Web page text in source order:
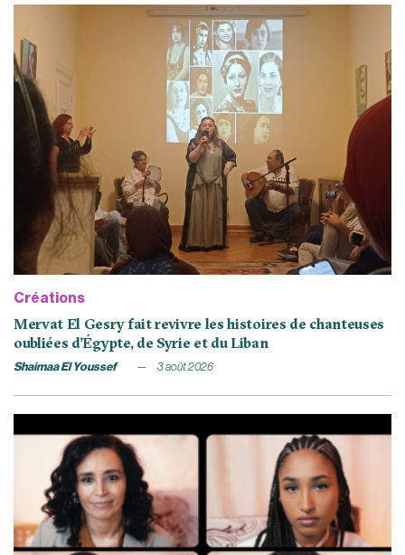
Créations
Mervat El Gesry fait revivre les histoires de chanteuses
oubliées d’Égypte, de Syrie et du Liban
Shaimaa El Youssef 3 août 2026